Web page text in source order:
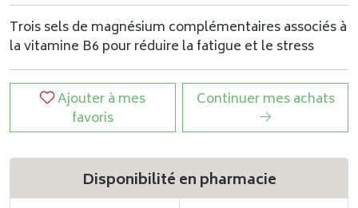
Trois sels de magnésium complémentaires associés à
la vitamine B6 pour réduire la fatigue et le stress
Ajouter à mes
favoris
Continuer mes achats
Disponibilité en pharmacie